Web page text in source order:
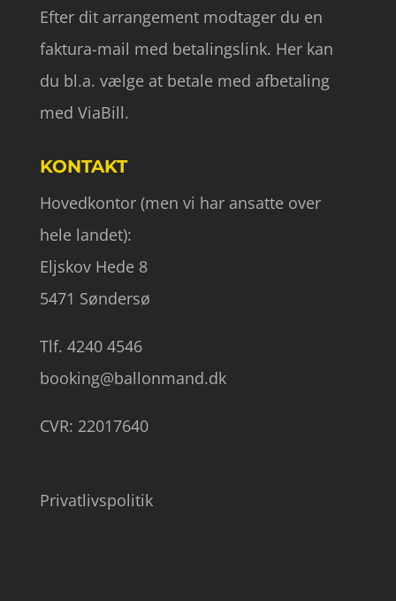
Efter dit arrangement modtager du en
faktura-mail med betalingslink. Her kan
du bl.a. vælge at betale med afbetaling
med ViaBill.
KONTAKT
Hovedkontor (men vi har ansatte over
hele landet):
Eljskov Hede 8
5471 Søndersø
Tlf. 4240 4546
booking@ballonmand.dk
CVR: 22017640
Privatlivspolitik